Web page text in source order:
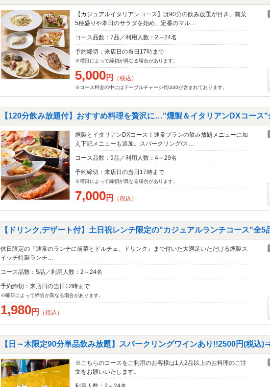
【カジュアルイタリアンコース】は90分の飲み放題が付き、前菜
5種盛りや本日のサラダを始め、定番のマル…
コース品数：7品／利用人数：2～24名
予約締切：来店日の当日17時まで
※曜日によって締切が異なる場合があります。
5,000円 （税込）
※コース料金の中にはテーブルチャージ代\440が含まれております。
【120分飲み放題付】おすすめ料理を贅沢に…"燻製＆イタリアンDXコース
燻製とイタリアンDXコース！通常プランの飲み放題メニューに加
え下記メニューも追加。スパークリング/ス…
コース品数：9品／利用人数：4～29名
予約締切：来店日の当日17時まで
※曜日によって締切が異なる場合があります。
7,000円 （税込）
【ドリンク,デザート付】土日祝レンチ限定の"カジュアルランチコース"全5
休日限定の『通常のランチに前菜とドルチェ、ドリンク』まで付いた大満足いただける燻製ス
イッチ特製ランチ…
コース品数：5品／利用人数：2～24名
予約締切：来店日の当日12時まで
※曜日によって締切が異なる場合があります。
1,980円 （税込）
【日～木限定90分単品飲み放題】スパークリングワインあり!!2500円(税込
※こちらのコースをご利用のお客様は1人2品以上のお料理のご注
文をお願いいたします。